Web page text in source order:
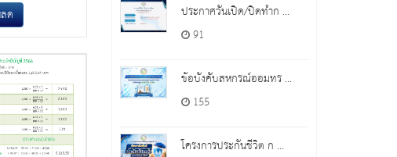
ด
ประกาศวันเปิด/ปิดทำก ...
91
ข้อบังคับสหกรณ์ออมทร ...
155
โครงการประกันชีวิต ก ...